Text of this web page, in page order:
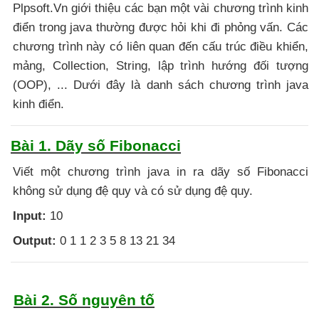
Plpsoft.Vn giới thiệu các bạn một vài chương trình kinh
điển trong java thường được hỏi khi đi phỏng vấn. Các
chương trình này có liên quan đến cấu trúc điều khiển,
mảng, Collection, String, lập trình hướng đối tượng
(OOP), ... Dưới đây là danh sách chương trình java
kinh điển.
Bài 1. Dãy số Fibonacci
Viết một chương trình java in ra dãy số Fibonacci
không sử dụng đệ quy và có sử dụng đệ quy.
Input: 10
Output: 0 1 1 2 3 5 8 13 21 34
Bài 2. Số nguyên tố